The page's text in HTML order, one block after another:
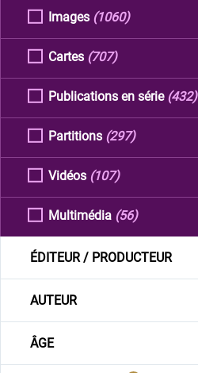
Images (1060)
Cartes (707)
Publications en série (432)
Partitions (297)
Vidéos (107)
Multimédia (56)
ÉDITEUR / PRODUCTEUR
AUTEUR
ÂGE